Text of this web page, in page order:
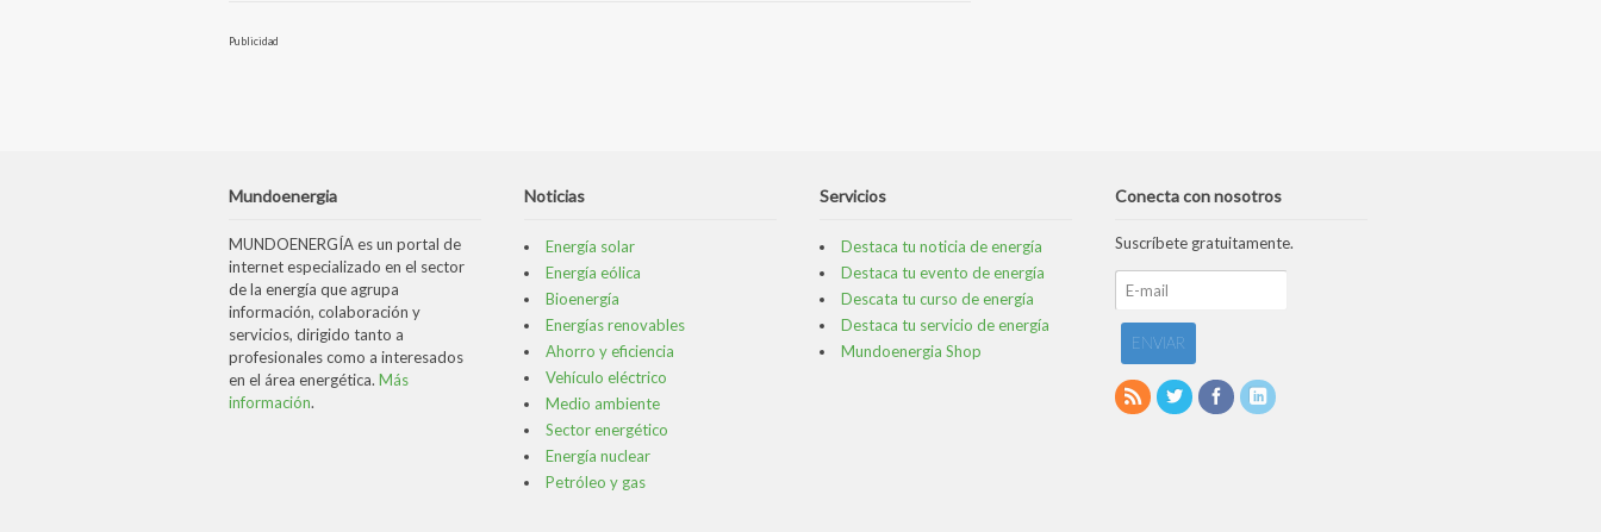
Publicidad
Mundoenergia
MUNDOENERGÍA es un portal de
internet especializado en el sector
de la energía que agrupa
información, colaboración y
servicios, dirigido tanto a
profesionales como a interesados
en el área energética. Más
información.
Noticias
Energía solar
Energía eólica
Bioenergía
Energías renovables
Ahorro y eficiencia
Vehículo eléctrico
Medio ambiente
Sector energético
Energía nuclear
Petróleo y gas
Servicios
Destaca tu noticia de energía
Destaca tu evento de energía
Descata tu curso de energía
Destaca tu servicio de energía
Mundoenergia Shop
Conecta con nosotros
Suscríbete gratuitamente.